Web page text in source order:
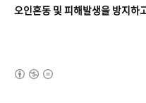
오인혼동 및 피해발생을 방지하